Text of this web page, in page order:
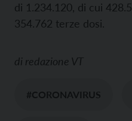
di 1.234.120, di cui
354.762 terze dosi.
di redazione VT
#CORONAVIRUS